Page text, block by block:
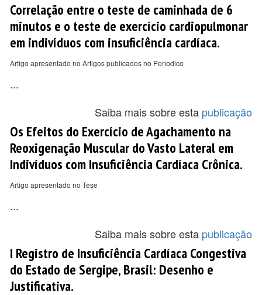
Correlação entre o teste de caminhada de 6
minutos e o teste de exercício cardiopulmonar
em indivíduos com insuficiência cardíaca.
Artigo apresentado no Artigos publicados no Periodico
...
Saiba mais sobre esta publicação
Os Efeitos do Exercício de Agachamento na
Reoxigenação Muscular do Vasto Lateral em
Indivíduos com Insuficiência Cardíaca Crônica.
Artigo apresentado no Tese
...
Saiba mais sobre esta publicação
I Registro de Insuficiência Cardíaca Congestiva
do Estado de Sergipe, Brasil: Desenho e
Justificativa.